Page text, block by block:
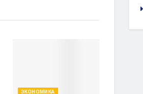
ЭКОНОМИКА